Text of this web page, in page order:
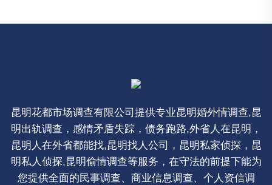
昆明花都市场调查有限公司提供专业昆明婚外情调查,昆
明出轨调查，感情矛盾失踪，债务跑路,外省人在昆明，
昆明人在外省都能找,昆明找人公司，昆明私家侦探，昆
明私人侦探,昆明偷情调查等服务，在守法的前提下能为
您提供全面的民事调查、商业信息调查、个人资信调